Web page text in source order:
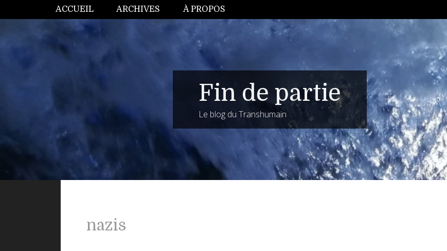
ACCUEIL ARCHIVES À PROPOS
Fin de partie
Le blog du Transhumain
nazis